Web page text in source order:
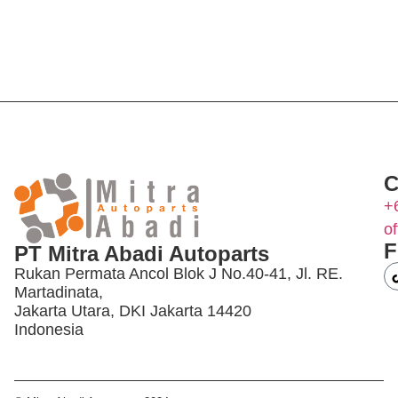
PT Mitra Abadi Autoparts
Rukan Permata Ancol Blok J No.40-41, Jl. RE.
Martadinata,
Jakarta Utara, DKI Jakarta 14420
Indonesia